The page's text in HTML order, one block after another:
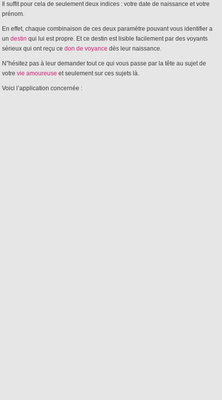
Il suffit pour cela de seulement deux indices : votre date de naissance et votre
prénom.
En effet, chaque combinaison de ces deux paramètre pouvant vous identifier a
undestin qui lui est propre. Et ce destin est lisible facilement par des voyants
sérieux qui ont reçu cedon de voyance dès leur naissance.
N”hésitez pas à leur demander tout ce qui vous passe par la tête au sujet de
votrevie amoureuse et seulement sur ces sujets là.
Voici l’application concernée :